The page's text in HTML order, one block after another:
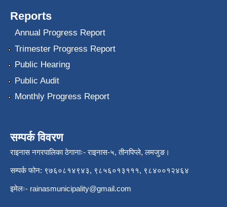
Reports
Annual Progress Report
Trimester Progress Report
Public Hearing
Public Audit
Monthly Progress Report
सम्पर्क विवरण
राइनास नगरपालिका ठेगानाः- राइनास-५, तीनपिप्ले, लमजुङ।
सम्पर्क फोन: ९७६०८१४९४३, ९८५६०१३१११, ९८४००१२४६४
इमेलः- rainasmunicipality@gmail.com